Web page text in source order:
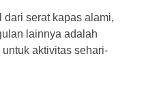
dari serat kapas alami,
lainnya adalah
aktivitas sehari-